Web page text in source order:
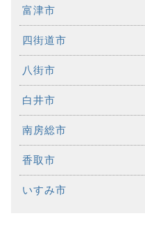
富津市
四街道市
八街市
白井市
南房総市
香取市
いすみ市